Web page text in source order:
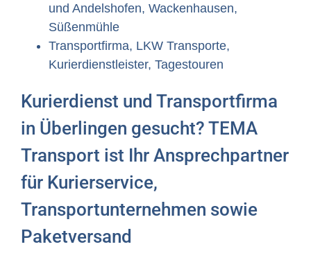
und Andelshofen, Wackenhausen,
Süßenmühle
Transportfirma, LKW Transporte,
Kurierdienstleister, Tagestouren
Kurierdienst und Transportfirma
in Überlingen gesucht? TEMA
Transport ist Ihr Ansprechpartner
für Kurierservice,
Transportunternehmen sowie
Paketversand